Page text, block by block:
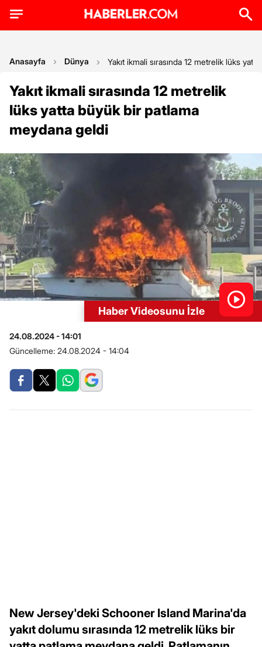
Anasayfa Dünya Yakıt ikmali sırasında 12 metrelik lüks
Yakıt ikmali sırasında 12 metrelik
lüks yatta büyük bir patlama
meydana geldi
Haber Videosunu İzle
24.08.2024 - 14:01
Güncelleme: 24.08.2024 - 14:04
New Jersey'deki Schooner Island Marina'da
yakıt dolumu sırasında 12 metrelik lüks bir